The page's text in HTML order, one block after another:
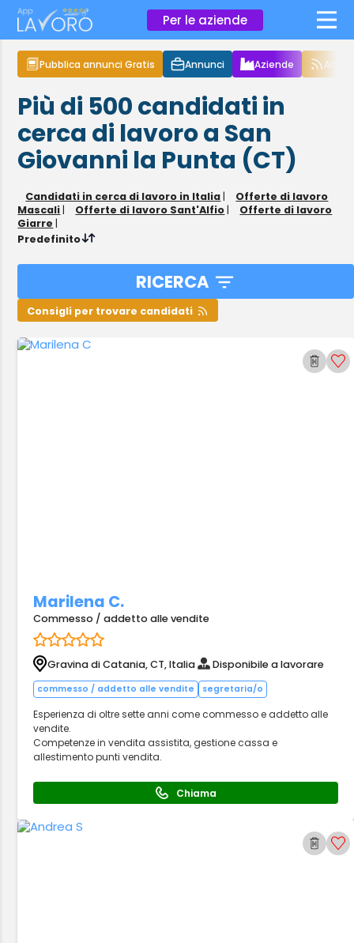
Per le aziende ×
Pubblica annunci Gratis Annunci Aziende
Più di 500candidati in
cerca di lavoroa San
Giovanni la Punta (CT)
Candidati in cerca di lavoro in Italia |
Offerte di lavoro
Mascali | Offerte di lavoro Sant'Alfio |
Offerte di lavoro
Giarre |
Predefinito
RICERCA
Consigli per trovare candidati
Marilena C.
Commesso / addetto alle vendite
Gravina di Catania, CT, Italia Disponibile a lavorare
commesso / addetto alle vendite segretaria/o
Esperienza di oltre sette anni come commesso e addetto alle
vendite.
Competenze in vendita assistita, gestione cassa e
allestimento punti vendita.
Chiama